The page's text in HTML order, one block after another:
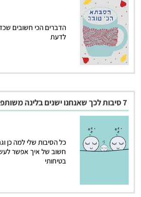
הדברים הכי חשובים
לדעת
7 סיבות לכך שאנחנו ישנים בלינה משותפת
כל הסיבות שלי למה כן
חשוב של איך אפשר
בטיחותי